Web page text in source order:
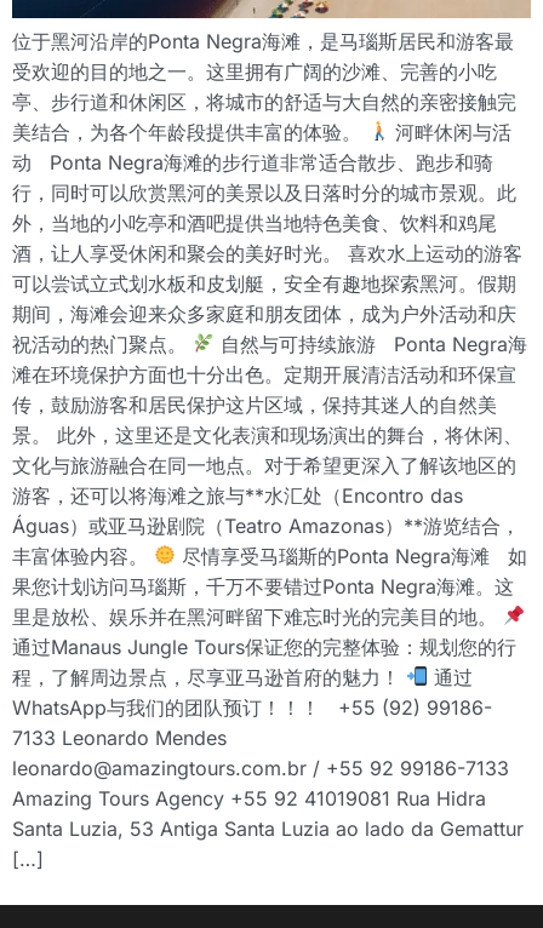
位于黑河沿岸的Ponta Negra海滩，是马瑙斯居民和游客最
受欢迎的目的地之一。这里拥有广阔的沙滩、完善的小吃
亭、步行道和休闲区，将城市的舒适与大自然的亲密接触完
美结合，为各个年龄段提供丰富的体验。
河畔休闲与活
动 Ponta Negra海滩的步行道非常适合散步、跑步和骑
行，同时可以欣赏黑河的美景以及日落时分的城市景观。此
外，当地的小吃亭和酒吧提供当地特色美食、饮料和鸡尾
酒，让人享受休闲和聚会的美好时光。 喜欢水上运动的游客
可以尝试立式划水板和皮划艇，安全有趣地探索黑河。假期
期间，海滩会迎来众多家庭和朋友团体，成为户外活动和庆
祝活动的热门聚点。
自然与可持续旅游 Ponta Negra海
滩在环境保护方面也十分出色。定期开展清洁活动和环保宣
传，鼓励游客和居民保护这片区域，保持其迷人的自然美
景。 此外，这里还是文化表演和现场演出的舞台，将休闲、
文化与旅游融合在同一地点。对于希望更深入了解该地区的
游客，还可以将海滩之旅与**水汇处（Encontro das
Águas）或亚马逊剧院（Teatro Amazonas）**游览结合，
丰富体验内容。
尽情享受马瑙斯的Ponta Negra海滩 如
果您计划访问马瑙斯，千万不要错过Ponta Negra海滩。这
里是放松、娱乐并在黑河畔留下难忘时光的完美目的地。
通过Manaus Jungle Tours保证您的完整体验：规划您的行
程，了解周边景点，尽享亚马逊首府的魅力！
通过
WhatsApp与我们的团队预订！！！ +55 (92) 99186-
7133 Leonardo Mendes
leonardo@amazingtours.com.br / +55 92 99186-7133
Amazing Tours Agency +55 92 41019081 Rua Hidra
Santa Luzia, 53 Antiga Santa Luzia ao lado da Gemattur
[…]